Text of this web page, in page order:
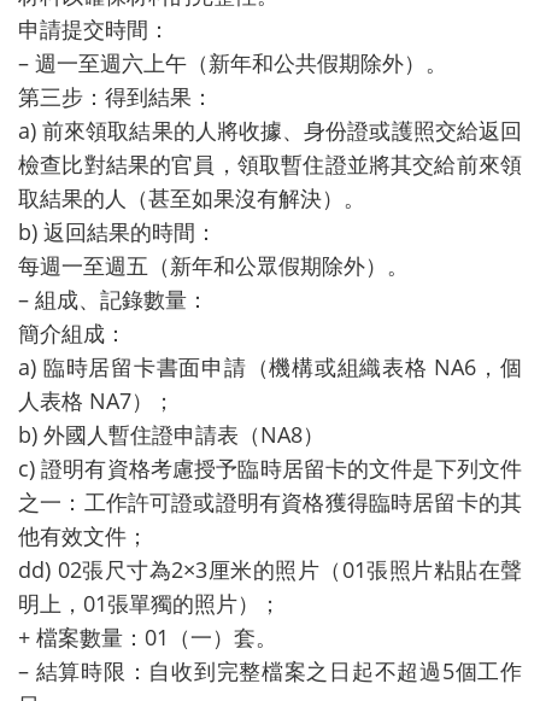
申請提交時間：
– 週一至週六上午（新年和公共假期除外）。
第三步：得到結果：
a) 前來領取結果的人將收據、身份證或護照交給返回
檢查比對結果的官員，領取暫住證並將其交給前來領
取結果的人（甚至如果沒有解決）。
b) 返回結果的時間：
每週一至週五（新年和公眾假期除外）。
– 組成、記錄數量：
簡介組成：
a) 臨時居留卡書面申請（機構或組織表格 NA6，個
人表格 NA7）；
b) 外國人暫住證申請表（NA8）
c) 證明有資格考慮授予臨時居留卡的文件是下列文件
之一：工作許可證或證明有資格獲得臨時居留卡的其
他有效文件；
dd) 02張尺寸為2×3厘米的照片（01張照片粘貼在聲
明上，01張單獨的照片）；
+ 檔案數量：01（一）套。
– 結算時限：自收到完整檔案之日起不超過5個工作